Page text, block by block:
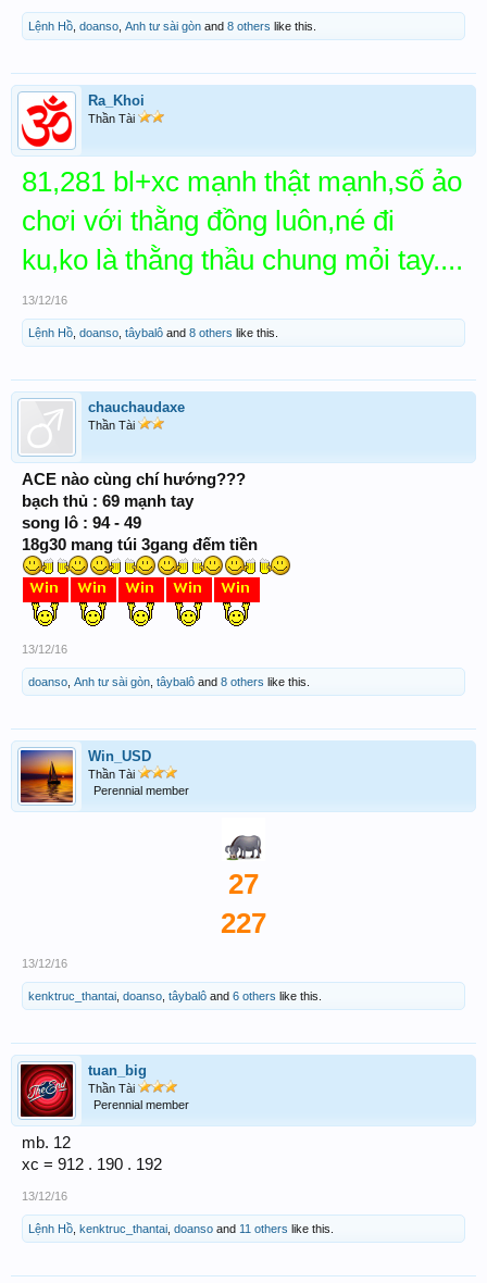
Lệnh Hồ doanso Anh tư sài gòn and 8 others like this.
Ra_Khoi
Thần Tài
81,281 bl+xc mạnh thật mạnh,số ảo
chơi với thằng đồng luôn,né đi
ku,ko là thằng thầu chung mỏi tay....
13/12/16
Lệnh Hồ doanso tâybalô and 8 others like this.
chauchaudaxe
Thần Tài
ACE nào cùng chí hướng???
bạch thủ : 69 mạnh tay
song lô : 94 - 49
18g30 mang túi 3gang đếm tiền
13/12/16
doanso Anh tư sài gòn tâybalô and 8 others like this.
Win_USD
Thần Tài
Perennial member
27
227
13/12/16
kenktruc_thantai doanso tâybalô and 6 others like this.
tuan_big
Thần Tài
Perennial member
mb. 12
xc = 912 . 190 . 192
13/12/16
Lệnh Hồ kenktruc_thantai doanso and 11 others like this.